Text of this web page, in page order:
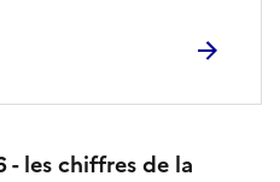
- les chiffres de la